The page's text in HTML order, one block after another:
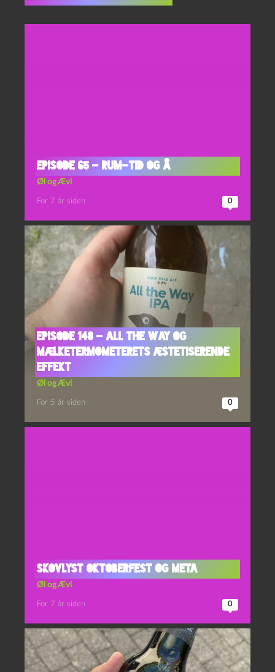
Episode 65 – Rum-Tid og Å
Øl og Ævl
For 7 år siden 0
Episode 148 – All the Way og
Mælketermometerets Æstetiserende
Effekt
Øl og Ævl
For 5 år siden 0
Skovlyst Oktoberfest og Meta
Øl og Ævl
For 7 år siden 0